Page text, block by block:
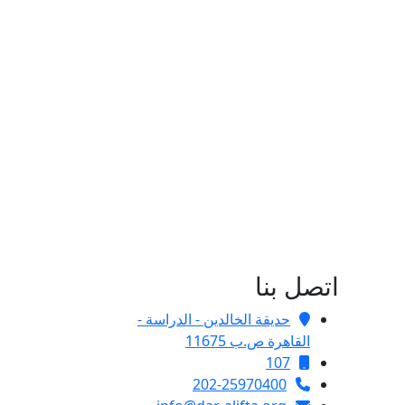
اتصل بنا
حديقة الخالدين - الدراسة -
القاهرة ص.ب 11675
107
202-25970400